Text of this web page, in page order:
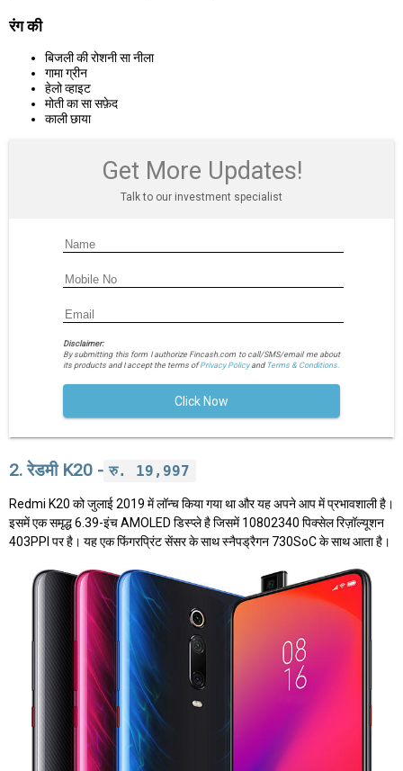
रंग की
बिजली की रोशनी सा नीला
गामा ग्रीन
हेलो व्हाइट
मोती का सा सफ़ेद
काली छाया
Get More Updates!
Talk to our investment specialist
Disclaimer:
By submitting this form I authorize Fincash.com to call/SMS/email me about
its products and I accept the terms ofPrivacy Policyand Terms & Conditions.
Click Now
2. रेडमी K20 - रु. 19,997
Redmi K20 को जुलाई 2019 में लॉन्च किया गया था और यह अपने आप में प्रभावशाली है।
इसमें एक समृद्ध 6.39-इंच AMOLED डिस्प्ले है जिसमें 10802340 पिक्सेल रिज़ॉल्यूशन
403PPI पर है। यह एक फिंगरप्रिंट सेंसर के साथ स्नैपड्रैगन 730SoC के साथ आता है।